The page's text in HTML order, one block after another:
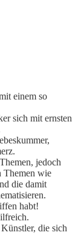
einem so
sich mit ernsten
jedoch
Themen wie
die damit
habt!
die sich